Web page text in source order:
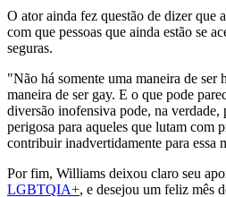
O ator ainda fez questão de dizer que
com que pessoas que ainda estão se
seguras.
"Não há somente uma maneira de ser
maneira de ser gay. E o que pode
diversão inofensiva pode, na verdade,
perigosa para aqueles que lutam com
contribuir inadvertidamente para essa
Por fim, Williams deixou claro seu
LGBTQIA+, e desejou um feliz mês